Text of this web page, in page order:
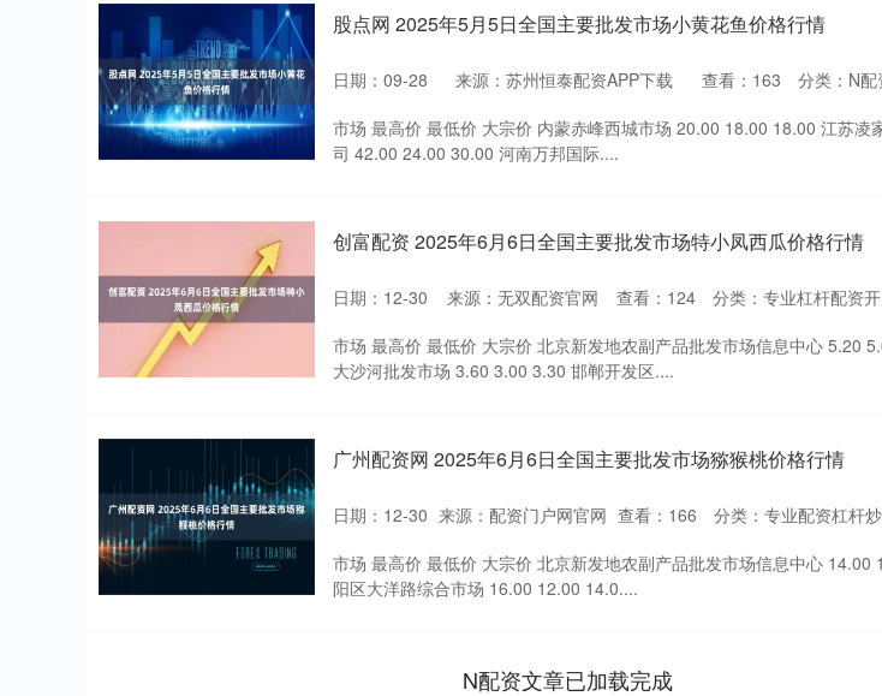
股点网 2025年5月5日全国主要批发市场小黄花鱼价格行情
日期：09-28 来源：苏州恒泰配资APP下载 查看： 163 分类： N配
市场 最高价 最低价 大宗价 内蒙赤峰西城市场 20.00 18.00 18.00 江苏凌
司 42.00 24.00 30.00 河南万邦国际....
创富配资 2025年6月6日全国主要批发市场特小凤西瓜价格行情
日期：12-30 来源：无双配资官网 查看： 124 分类： 专业杠杆配资
市场 最高价 最低价 大宗价 北京新发地农副产品批发市场信息中心 5.20
大沙河批发市场 3.60 3.00 3.30 邯郸开发区....
广州配资网 2025年6月6日全国主要批发市场猕猴桃价格行情
日期：12-30 来源：配资门户网官网 查看： 166 分类： 专业配资杠杆
市场 最高价 最低价 大宗价 北京新发地农副产品批发市场信息中心 14.00
阳区大洋路综合市场 16.00 12.00 14.0....
N配资文章已加载完成